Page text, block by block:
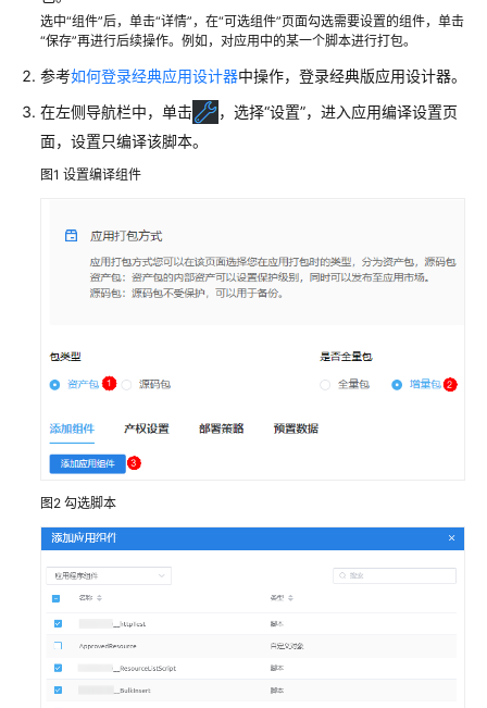
用
户
指
南
（低
代
为
Astro
用
低
码
使
用
流
通
IAM
授
予
使
选中“组件”后，单击“详情”，在“可选组件”页面勾选需要设置的组件，单击
“保存”再进行后续操作。例如，对应用中的某一个脚本进行打包。
参考如何登录经典应用设计器中操作，登录经典版应用设计器。
在左侧导航栏中，单击
，选择“设置”，进入应用编译设置页
面，设置只编译该脚本。
图1 设置编译组件
图2 勾选脚本